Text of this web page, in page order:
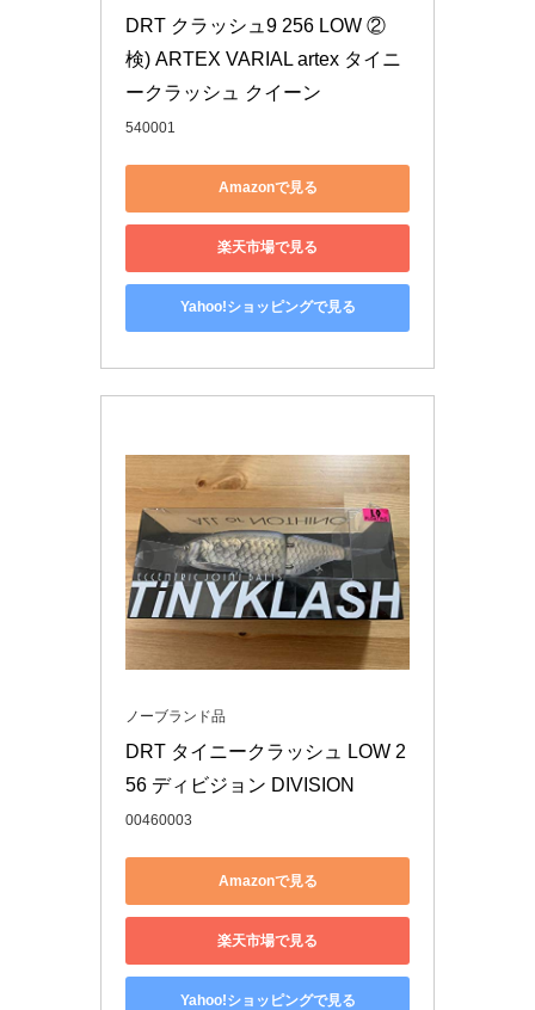
DRT クラッシュ9 256 LOW ②
検) ARTEX VARIAL artex タイニ
ークラッシュ クイーン
540001
Amazonで見る
楽天市場で見る
Yahoo!ショッピングで見る
ノーブランド品
DRT タイニークラッシュ LOW 2
56 ディビジョン DIVISION
00460003
Amazonで見る
楽天市場で見る
Yahoo!ショッピングで見る